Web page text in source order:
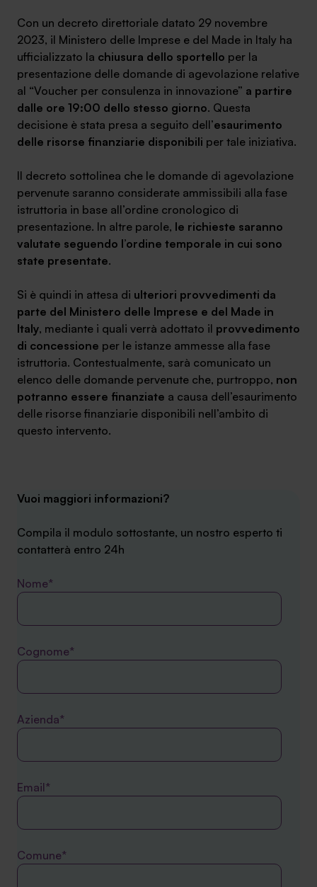
+030.3540104
SA Finance Mediazione Creditizia Srl, società di mediazione creditizia iscritta
all'Oam n.M336
Con un decreto direttoriale datato 29 novembre
2023, il Ministero delle Imprese e del Made in Italy ha
ufficializzato la chiusura dello sportello per la
presentazione delle domande di agevolazione relative
al “Voucher per consulenza in innovazione” a partire
dalle ore 19:00 dello stesso giorno. Questa
decisione è stata presa a seguito dell’esaurimento
delle risorse finanziarie disponibili per tale iniziativa.
Il decreto sottolinea che le domande di agevolazione
pervenute saranno considerate ammissibili alla fase
istruttoria in base all’ordine cronologico di
presentazione. In altre parole, le richieste saranno
valutate seguendo l’ordine temporale in cui sono
state presentate.
Si è quindi in attesa di ulteriori provvedimenti da
parte del Ministero delle Imprese e del Made in
Italy, mediante i quali verrà adottato il provvedimento
di concessione per le istanze ammesse alla fase
istruttoria. Contestualmente, sarà comunicato un
elenco delle domande pervenute che, purtroppo, non
potranno essere finanziate a causa dell’esaurimento
delle risorse finanziarie disponibili nell’ambito di
questo intervento.
Vuoi maggiori informazioni?
Compila il modulo sottostante, un nostro esperto ti
contatterà entro 24h
Nome*
Cognome*
Azienda*
Email*
Comune*